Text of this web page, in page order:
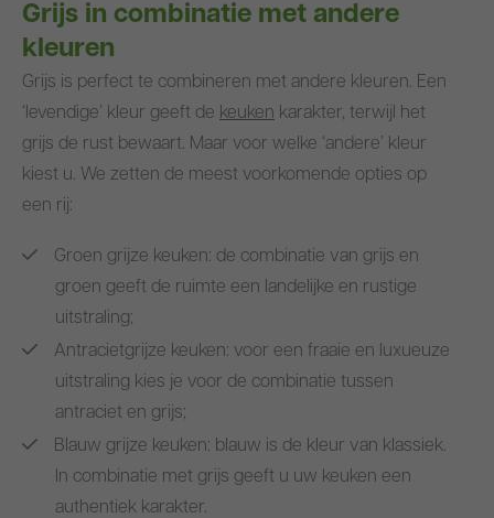
Grijs in combinatie met andere
kleuren
Grijs is perfect te combineren met andere kleuren. Een
‘levendige’ kleur geeft de keuken karakter, terwijl het
grijs de rust bewaart. Maar voor welke ‘andere’ kleur
kiest u. We zetten de meest voorkomende opties op
een rij:
Groen grijze keuken: de combinatie van grijs en
groen geeft de ruimte een landelijke en rustige
uitstraling;
Antracietgrijze keuken: voor een fraaie en luxueuze
uitstraling kies je voor de combinatie tussen
antraciet en grijs;
Blauw grijze keuken: blauw is de kleur van klassiek.
In combinatie met grijs geeft u uw keuken een
authentiek karakter.